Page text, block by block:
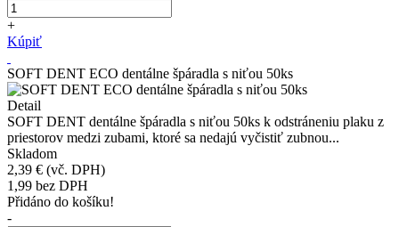
+
Kúpiť
SOFT DENT ECO dentálne špáradla s niťou 50ks
Detail
SOFT DENT dentálne špáradla s niťou 50ks k odstráneniu plaku z
priestorov medzi zubami, ktoré sa nedajú vyčistiť zubnou...
Skladom
2,39 € (vč. DPH)
1,99 bez DPH
Přidáno do košíku!
-